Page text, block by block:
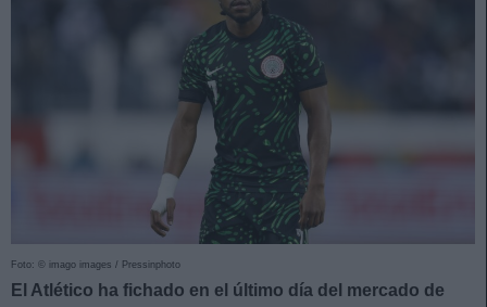
Foto: © imago images / Pressinphoto
El Atlético ha fichado en el último día del mercado de